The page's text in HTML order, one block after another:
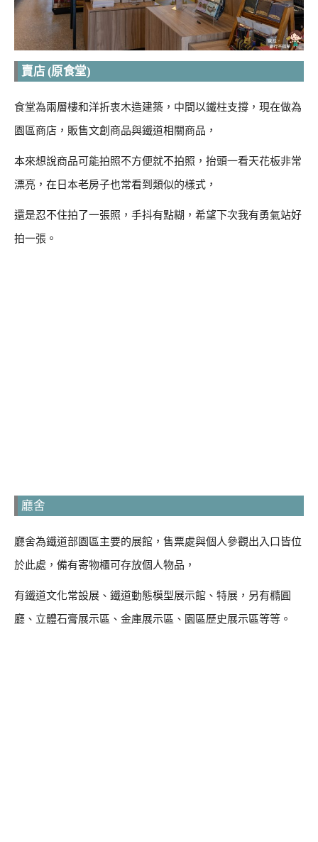
賣店 (原食堂)
食堂為兩層樓和洋折衷木造建築，中間以鐵柱支撐，現在做為
園區商店，販售文創商品與鐵道相關商品，
本來想說商品可能拍照不方便就不拍照，抬頭一看天花板非常
漂亮，在日本老房子也常看到類似的樣式，
還是忍不住拍了一張照，手抖有點糊，希望下次我有勇氣站好
拍一張。
廳舍
廳舍為鐵道部園區主要的展館，售票處與個人參觀出入口皆位
於此處，備有寄物櫃可存放個人物品，
有鐵道文化常設展、鐵道動態模型展示館、特展，另有橢圓
廳、立體石膏展示區、金庫展示區、園區歷史展示區等等。